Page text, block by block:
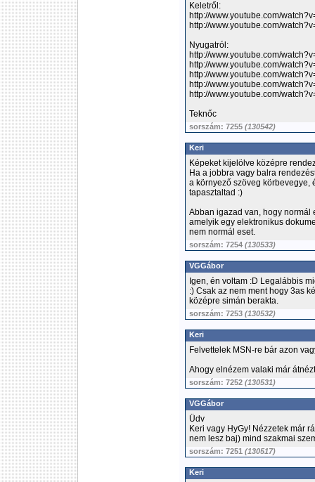
Keletről:
http://www.youtube.com/
http://www.youtube.com/
Nyugatról:
http://www.youtube.com/
http://www.youtube.com/
http://www.youtube.com/
http://www.youtube.com/
http://www.youtube.com/
Teknőc
sorszám: 7255 (130542)
Keri
Képeket kijelölve középre
Ha a jobbra vagy balra
a környező szöveg körbevegye,
tapasztaltad :)
Abban igazad van, hogy normál
amelyik egy elektronikus
nem normál eset.
sorszám: 7254 (130533)
VGGábor
Igen, én voltam :D Legalábbis
:) Csak az nem ment hogy 3as
középre simán berakta.
sorszám: 7253 (130532)
Keri
Felvettelek MSN-re bár azon
Ahogy elnézem valaki már
sorszám: 7252 (130531)
VGGábor
Üdv
Keri vagy HyGy! Nézzetek már
nem lesz baj) mind szakmai
sorszám: 7251 (130517)
Keri